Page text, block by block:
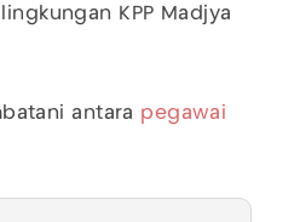
KPP Madjya
antara pegawai